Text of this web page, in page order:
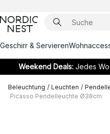
Geschirr & Servieren
Weekend Deals:Jedes
Beleuchtung / Leuchten /
Picasso Pendelleuchte Ø38cm